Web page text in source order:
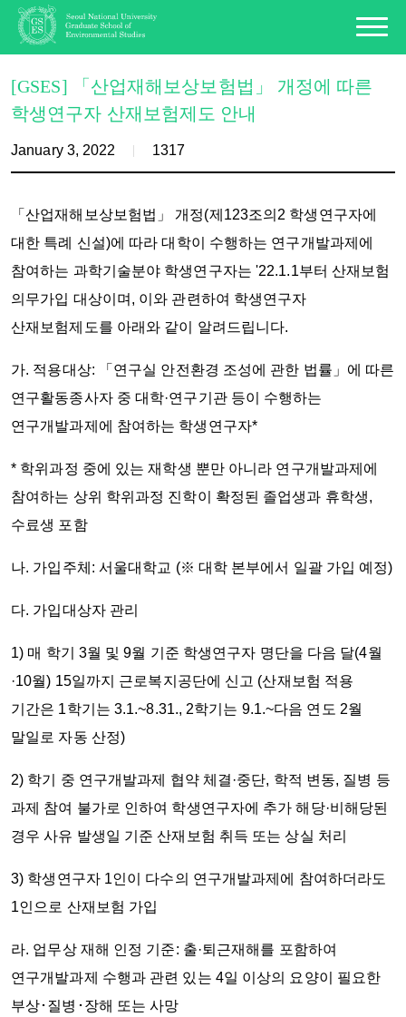
[GSES] 「산업재해보상보험법」 개정에 따른
학생연구자 산재보험제도 안내
January 3, 2022 1317
「산업재해보상보험법」 개정(제123조의2 학생연구자에
대한 특례 신설)에 따라대학이 수행하는 연구개발과제에
참여하는 과학기술분야 학생연구자는 '22.1.1부터 산재보험
의무가입 대상이며, 이와 관련하여 학생연구자
산재보험제도를 아래와 같이 알려드립니다.
가. 적용대상: 「연구실 안전환경 조성에 관한 법률」에 따른
연구활동종사자 중 대학·연구기관 등이 수행하는
연구개발과제에 참여하는 학생연구자*
* 학위과정 중에 있는재학생 뿐만 아니라 연구개발과제에
참여하는 상위 학위과정 진학이 확정된 졸업생과 휴학생,
수료생 포함
나. 가입주체: 서울대학교 (※ 대학 본부에서 일괄 가입 예정)
다. 가입대상자 관리
1) 매 학기 3월 및 9월 기준 학생연구자 명단을 다음 달(4월
·10월) 15일까지 근로복지공단에 신고 (산재보험 적용
기간은 1학기는 3.1.~8.31., 2학기는 9.1.~다음 연도 2월
말일로 자동 산정)
2) 학기 중 연구개발과제 협약 체결·중단, 학적 변동, 질병 등
과제 참여 불가로 인하여 학생연구자에 추가 해당·비해당된
경우 사유 발생일 기준 산재보험 취득 또는 상실 처리
3) 학생연구자 1인이 다수의 연구개발과제에 참여하더라도
1인으로 산재보험 가입
라. 업무상 재해 인정 기준: 출·퇴근재해를 포함하여
연구개발과제 수행과 관련 있는 4일 이상의 요양이 필요한
부상･질병･장해 또는사망